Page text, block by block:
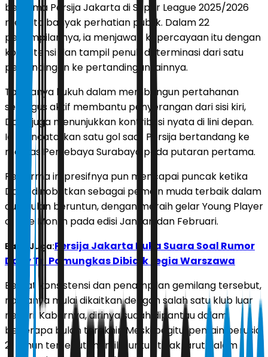
bersama Persija Jakarta di Super League 2025/2026
menyita banyak perhatian publik. Dalam 22
penampilannya, ia menjawab kepercayaan itu dengan
konsistensi dan tampil penuh determinasi dari satu
pertandingan ke pertandingan lainnya.
Tak hanya kukuh dalam membangun pertahanan
sekaligus aktif membantu penyerangan dari sisi kiri,
Dony juga menunjukkan kontribusi nyata di lini depan.
Ia mencatatkan satu gol saat Persija bertandang ke
markas Persebaya Surabaya pada putaran pertama.
Performa impresifnya pun mencapai puncak ketika
Dony dinobatkan sebagai pemain muda terbaik dalam
dua bulan beruntun, dengan meraih gelar Young Player
of The Month pada edisi Januari dan Februari.
Baca Juga:Persija Jakarta Buka Suara Soal Rumor
Dony Tri Pamungkas Dibidik Legia Warszawa
Berkat konsistensi dan penampilan gemilang tersebut,
namanya mulai dikaitkan dengan salah satu klub luar
negeri. Kabarnya, dirinya sudah dipantau dalam
beberapa bulan terakhir. Meski begitu, pemain berusia
21 tahun tersebut memilih untuk tidak larut dalam